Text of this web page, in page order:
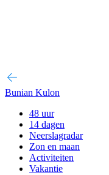
Bunian Kulon
48 uur
14 dagen
Neerslagradar
Zon en maan
Activiteiten
Vakantie